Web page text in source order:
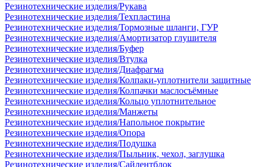
Резинотехнические изделия/Рукава
Резинотехнические изделия/Техпластина
Резинотехнические изделия/Тормозные шланги, ГУР
Резинотехнические изделия/Амортизатор глушителя
Резинотехнические изделия/Буфер
Резинотехнические изделия/Втулка
Резинотехнические изделия/Диафрагма
Резинотехнические изделия/Колпаки-уплотнители защитные
Резинотехнические изделия/Колпачки маслосъёмные
Резинотехнические изделия/Кольцо уплотнительное
Резинотехнические изделия/Манжеты
Резинотехнические изделия/Напольное покрытие
Резинотехнические изделия/Опора
Резинотехнические изделия/Подушка
Резинотехнические изделия/Пыльник, чехол, заглушка
Резинотехнические изделия/Сайлентблок